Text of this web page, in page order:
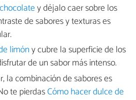
y déjalo caer sobre los
de sabores y texturas es
limóny cubre la superficie de los
de un sabor más intenso.
la combinación de sabores es
te pierdasCómo hacer dulce de